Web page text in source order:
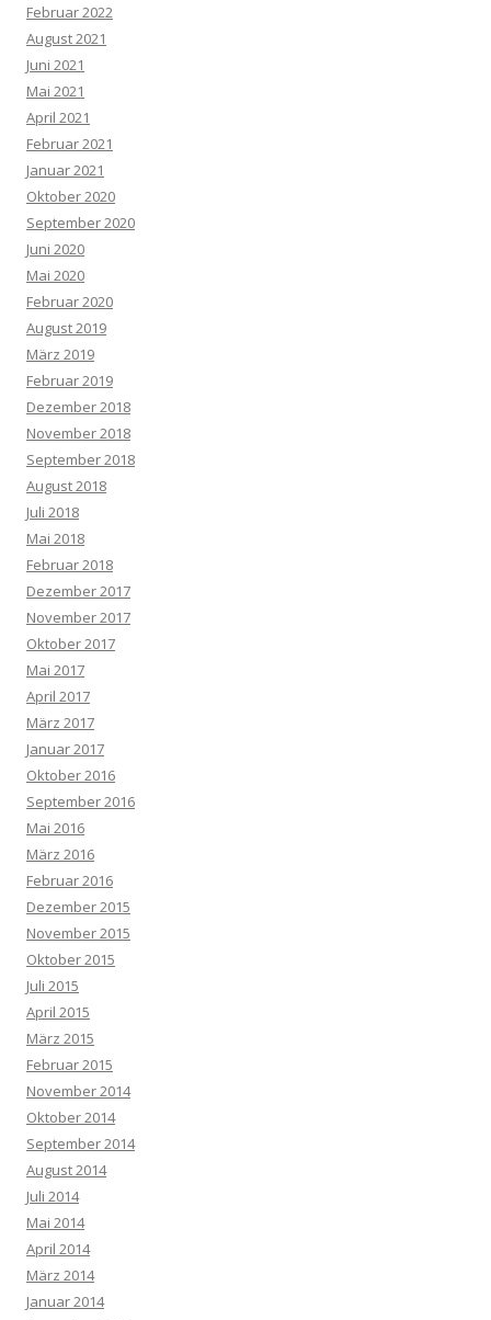
Februar 2022
August 2021
Juni 2021
Mai 2021
April 2021
Februar 2021
Januar 2021
Oktober 2020
September 2020
Juni 2020
Mai 2020
Februar 2020
August 2019
März 2019
Februar 2019
Dezember 2018
November 2018
September 2018
August 2018
Juli 2018
Mai 2018
Februar 2018
Dezember 2017
November 2017
Oktober 2017
Mai 2017
April 2017
März 2017
Januar 2017
Oktober 2016
September 2016
Mai 2016
März 2016
Februar 2016
Dezember 2015
November 2015
Oktober 2015
Juli 2015
April 2015
März 2015
Februar 2015
November 2014
Oktober 2014
September 2014
August 2014
Juli 2014
Mai 2014
April 2014
März 2014
Januar 2014